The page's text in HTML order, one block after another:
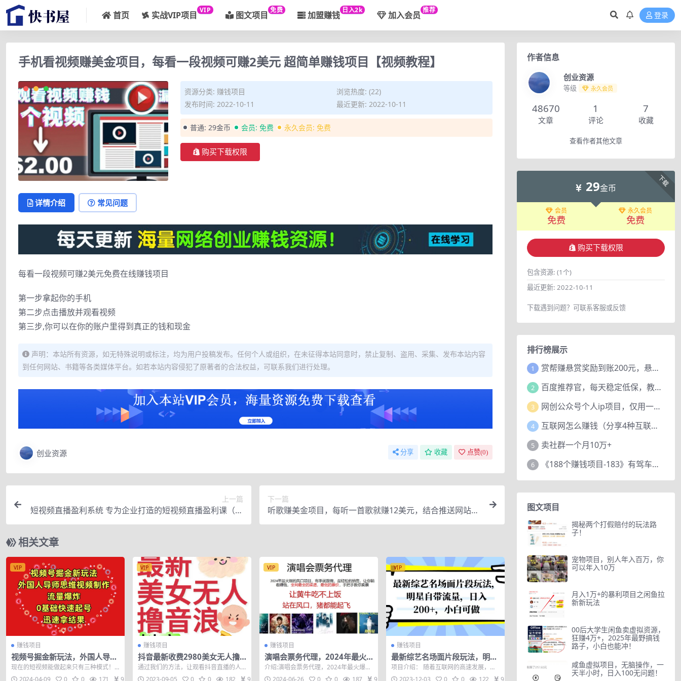
首页 实战VIP项目 VIP 图文项目 免费 加盟赚钱 日入2k 加入会员 推荐
登录
手机看视频赚美金项目，每看一段视频可赚2美元 超简单赚钱项目【视频教程】
资源分类: 赚钱项目
浏览热度: (22)
发布时间: 2022-10-11
最近更新: 2022-10-11
普通: 29金币 会员: 免费 永久会员: 免费
购买下载权限
详情介绍 常见问题
每看一段视频可赚2美元免费在线赚钱项目
第一步拿起你的手机
第二步点击播放并观看视频
第三步,你可以在你的账户里得到真正的钱和现金
声明：本站所有资源，如无特殊说明或标注，均为用户投稿发布。任何个人或组织，在未征得本站同意时，禁止复制、盗用、采集、发布本站内容
到任何网站、书籍等各类媒体平台。如若本站内容侵犯了原著者的合法权益，可联系我们进行处理。
创业资源 分享 收藏 点赞(0)
上一篇
短视频直播盈利系统 专为企业打造的短视频直播盈利课（价
值1980元）
下一篇
听歌赚美金项目，每听一首歌就赚12美元，结合推送网站赚
更多【视频教程】
相关文章
VIP
赚钱项目
视频号掘金新玩法，外国人导师
思维视频制作，流量爆炸，0其
础快速起号，…
现在的短视频能做起来只有三种模式！
一，新奇特，很另类的创作，可以让观
2024-04-09 0 0 171 9.9
VIP
赚钱项目
抖音最新收费2980美女无人撸
音浪日收益几百到几千（详细教
程玩法）
通过我们的方法，让观看抖音直播的人
给我们刷礼物 项目赚不赚钱自己看数据
2023-09-05 0 0 182 9.9
VIP
赚钱项目
演唱会票务代理，2024年最火
爆风口项目，全网最低的票价，
小白一分钟上…
介绍:演唱会票务代理，2024年最火爆风
口项目，全网最低的票价，最全面的票
2024-06-26 0 0 187 9.9
VIP
赚钱项目
最新综艺名场面片段玩法，明星
自带流量，日入200+，小白可
做
项目介绍： 随着互联网的高速发展，短
视频平台如抖音等逐渐成为人们获取娱
2023-12-03 0 0 122 9.9
作者信息
创业资源
等级 永久会员
48670
文章
1
评论
7
收藏
查看作者其他文章
下载
29金币
会员
免费
永久会员
免费
购买下载权限
包含资源: (1个)
最近更新: 2022-10-11
下载遇到问题？可联系客服或反馈
排行榜展示
1 赏帮赚悬赏奖励到账200元，悬赏任务多劳多得，人人可做。
2 百度推荐官，每天稳定低保，教程赠上
3 网创公众号个人ip项目，仅用一篇文章做到全网引流！
4 互联网怎么赚钱（分享4种互联网赚钱模式）
5 卖社群一个月10万+
6 《188个赚钱项目-183》有驾车评项目，动动小手，复制粘贴赚44元！
图文项目
揭秘两个打假赔付的玩法路
子！
宠物项目，别人年入百万，你
可以年入10万
月入1万+的暴利项目之闲鱼拉
新新玩法
00后大学生闲鱼卖虚拟资源，
狂赚4万+，2025年最野搞钱
路子，小白也能冲！
咸鱼虚拟项目，无脑操作，一
天半小时，日入100无问题！